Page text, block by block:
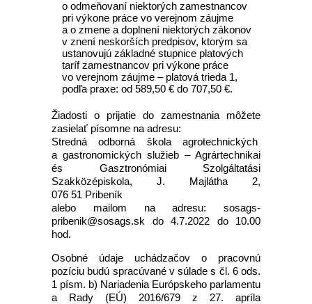
o odmeňovaní niektorých zamestnancov
pri výkone práce vo verejnom záujme
a o zmene a doplnení niektorých zákonov
v znení neskorších predpisov, ktorým sa
ustanovujú základné stupnice platových
taríf zamestnancov pri výkone práce
vo verejnom záujme – platová trieda 1,
podľa praxe: od 589,50 € do 707,50 €.
Žiadosti o prijatie do zamestnania môžete
zasielať písomne na adresu:
Stredná odborná škola agrotechnických
a gastronomických služieb – Agrártechnikai
és Gasztronómiai Szolgáltatási
Szakközépiskola, J. Majlátha 2,
076 51 Pribeník
alebo mailom na adresu: sosags-
pribenik@sosags.sk do 4.7.2022 do 10.00
hod.
Osobné údaje uchádzačov o pracovnú
pozíciu budú spracúvané v súlade s čl. 6 ods.
1 písm. b) Nariadenia Európskeho parlamentu
a Rady (EÚ) 2016/679 z 27. apríla